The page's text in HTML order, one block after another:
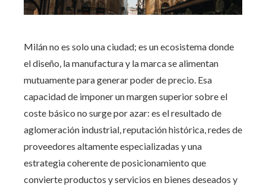
Milán no es solo una ciudad; es un ecosistema donde
el diseño, la manufactura y la marca se alimentan
mutuamente para generar poder de precio. Esa
capacidad de imponer un margen superior sobre el
coste básico no surge por azar: es el resultado de
aglomeración industrial, reputación histórica, redes de
proveedores altamente especializadas y una
estrategia coherente de posicionamiento que
convierte productos y servicios en bienes deseados y